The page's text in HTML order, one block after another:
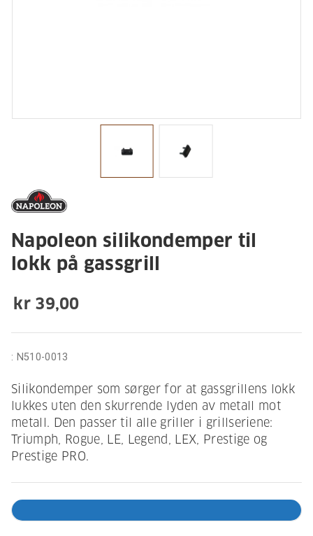
Napoleon silikondemper til
lokk på gassgrill
kr 39,00
: N510-0013
Silikondemper som sørger for at gassgrillens lokk
lukkes uten den skurrende lyden av metall mot
metall. Den passer til alle griller i grillseriene:
Triumph, Rogue, LE, Legend, LEX, Prestige og
Prestige PRO.